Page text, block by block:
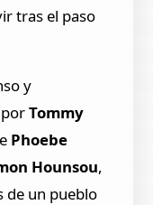
tras el paso
y
porTommy
Phoebe
Hounsou,
de un pueblo